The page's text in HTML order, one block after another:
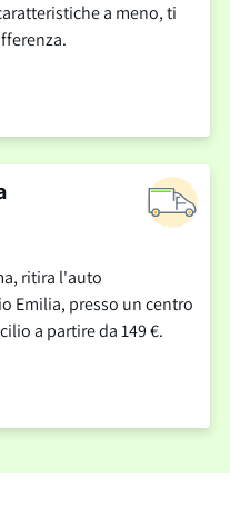
a meno, ti
ritira l'auto
Emilia, presso un centro
a partire da 149 €.